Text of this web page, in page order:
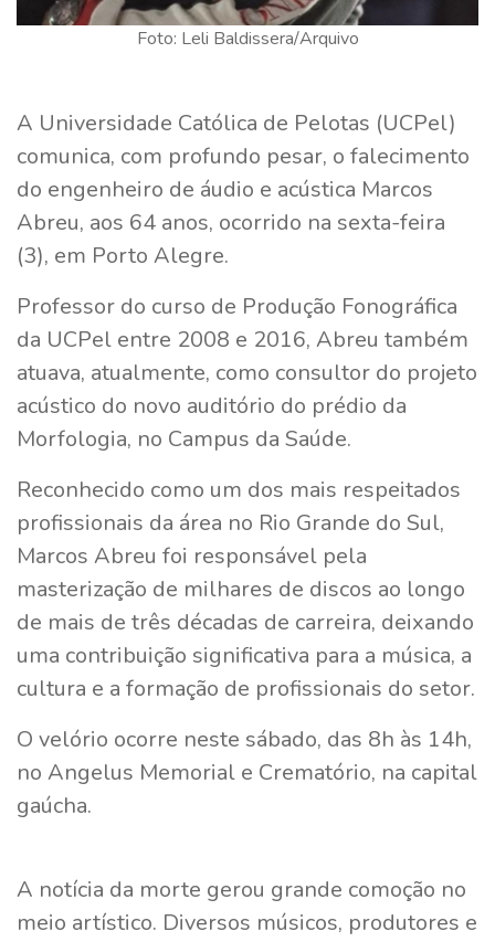
Foto: Leli Baldissera/Arquivo
A Universidade Católica de Pelotas (UCPel)
comunica, com profundo pesar, o falecimento
do engenheiro de áudio e acústica Marcos
Abreu, aos 64 anos, ocorrido na sexta-feira
(3), em Porto Alegre.
Professor do curso de Produção Fonográfica
da UCPel entre 2008 e 2016, Abreu também
atuava, atualmente, como consultor do projeto
acústico do novo auditório do prédio da
Morfologia, no Campus da Saúde.
Reconhecido como um dos mais respeitados
profissionais da área no Rio Grande do Sul,
Marcos Abreu foi responsável pela
masterização de milhares de discos ao longo
de mais de três décadas de carreira, deixando
uma contribuição significativa para a música, a
cultura e a formação de profissionais do setor.
O velório ocorre neste sábado, das 8h às 14h,
no Angelus Memorial e Crematório, na capital
gaúcha.
A notícia da morte gerou grande comoção no
meio artístico. Diversos músicos, produtores e